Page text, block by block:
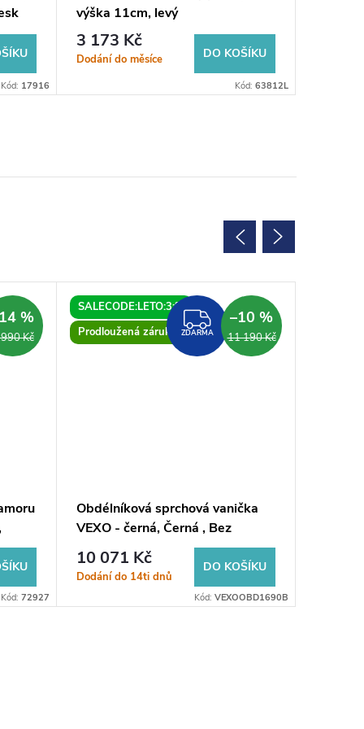
Kód: 17916
výška 11cm, levý
3 173 Kč
Dodání do měsíce DO KOŠÍKU
Kód: 63812L
Kč
%
Kód: 72927
SALECODE:LETO:3:%
Prodloužená záruka
ZDARMA
ZDARMA 11 190 Kč
–10 %
Obdélníková sprchová vanička
VEXO - černá, Černá , Bez
nožiček, 160, 90
10 071 Kč
Dodání do 14ti dnů
DO KOŠÍKU
Kód: VEXOOBD1690B